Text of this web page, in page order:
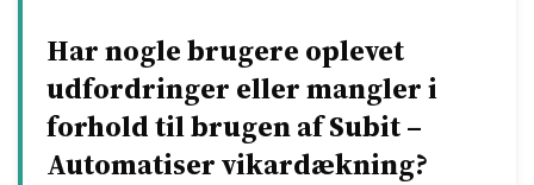
Har nogle brugere oplevet
udfordringer eller mangler i
forhold til brugen af Subit –
Automatiser vikardækning?